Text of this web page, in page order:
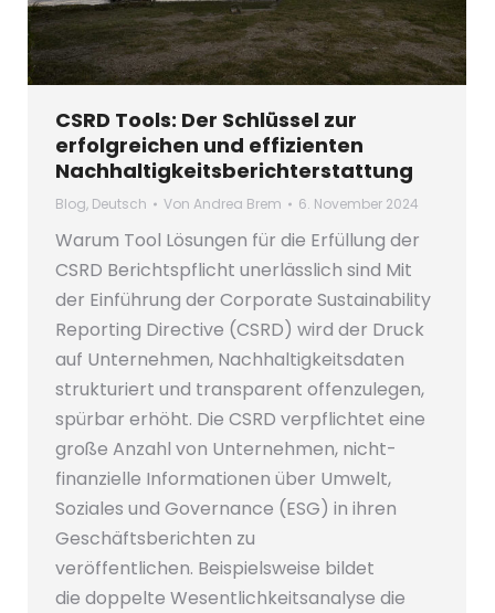
CSRD Tools: Der Schlüssel zur
erfolgreichen und effizienten
Nachhaltigkeitsberichterstattung
Blog, Deutsch Von Andrea Brem 6. November 2024
Warum Tool Lösungen für die Erfüllung der
CSRD Berichtspflicht unerlässlich sind Mit
der Einführung der Corporate Sustainability
Reporting Directive (CSRD) wird der Druck
auf Unternehmen, Nachhaltigkeitsdaten
strukturiert und transparent offenzulegen,
spürbar erhöht. Die CSRD verpflichtet eine
große Anzahl von Unternehmen, nicht-
finanzielle Informationen über Umwelt,
Soziales und Governance (ESG) in ihren
Geschäftsberichten zu
veröffentlichen. Beispielsweise bildet
die doppelte Wesentlichkeitsanalyse die